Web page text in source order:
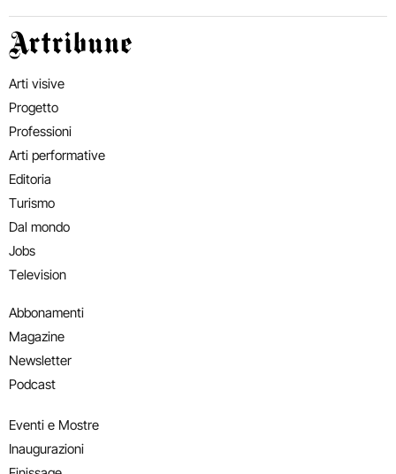
Artribune
Arti visive
Progetto
Professioni
Arti performative
Editoria
Turismo
Dal mondo
Jobs
Television
Abbonamenti
Magazine
Newsletter
Podcast
Eventi e Mostre
Inaugurazioni